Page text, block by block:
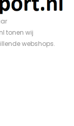
tonen wij
webshops.